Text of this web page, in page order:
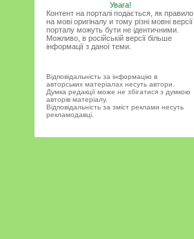
Увага!
Контент на порталі подається, як правило,
на мові оригіналу и тому різні мовні версії
порталу можуть бути не ідентичними.
Можливо, в російській версії більше
інформації з даної теми.
Відповідальність за інформацію в
авторських матеріалах несуть автори.
Думка редакції може не збігатися з думкою
авторів матеріалу.
Відповідальність за зміст реклами несуть
рекламодавці.